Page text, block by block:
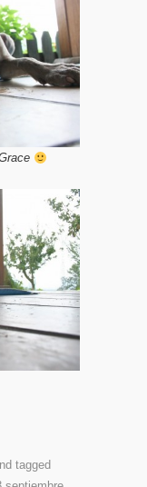
tagged